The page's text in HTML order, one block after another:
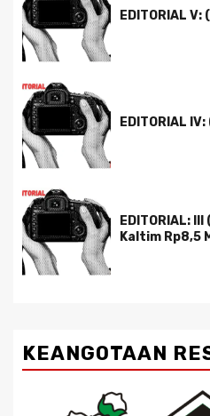
EDITORIAL
EDITORIAL
EDITORIAL:
Kaltim Rp8,5
KEANGOTAAN